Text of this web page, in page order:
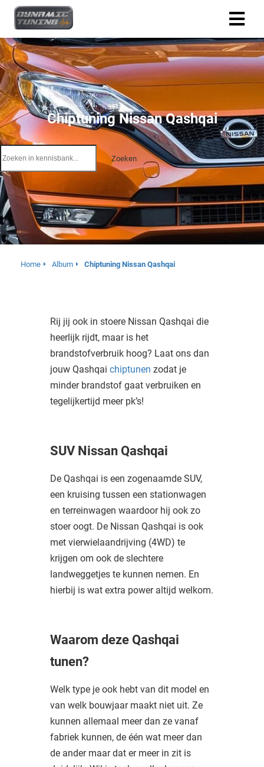
Chiptuning Nissan Qashqai
Zoeken
Home Album Chiptuning Nissan Qashqai
Rij jij ook in stoere Nissan Qashqai die
heerlijk rijdt, maar is het
brandstofverbruik hoog? Laat ons dan
jouw Qashqai chiptunen zodat je
minder brandstof gaat verbruiken en
tegelijkertijd meer pk’s!
SUV Nissan Qashqai
De Qashqai is een zogenaamde SUV,
een kruising tussen een stationwagen
en terreinwagen waardoor hij ook zo
stoer oogt. De Nissan Qashqai is ook
met vierwielaandrijving (4WD) te
krijgen om ook de slechtere
landweggetjes te kunnen nemen. En
hierbij is wat extra power altijd welkom.
Waarom deze Qashqai
tunen?
Welk type je ook hebt van dit model en
van welk bouwjaar maakt niet uit. Ze
kunnen allemaal meer dan ze vanaf
fabriek kunnen, de één wat meer dan
de ander maar dat er meer in zit is